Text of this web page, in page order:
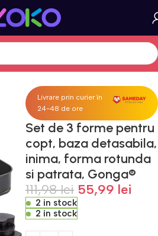
Bucatarie si servire Tacamuri si seturi
Livrare prin curier în
24-48 de ore
Set de 3 forme pentru
copt, baza detasabila,
inima, forma rotunda
si patrata, Gonga®
111,98lei 55,99 lei
2 in stock
2 in stock